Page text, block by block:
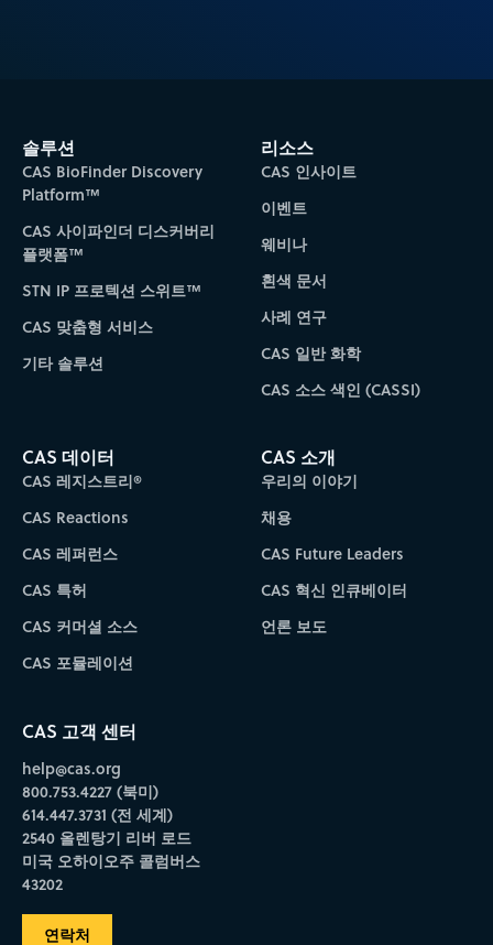
솔루션
CAS BioFinder Discovery
Platform™
CAS 사이파인더 디스커버리
플랫폼™
STN IP 프로텍션 스위트™
CAS 맞춤형 서비스
기타 솔루션
리소스
CAS 인사이트
이벤트
웨비나
흰색 문서
사례 연구
CAS 일반 화학
CAS 소스 색인 (CASSI)
CAS 데이터
CAS 레지스트리®
CAS Reactions
CAS 레퍼런스
CAS 특허
CAS 커머셜 소스
CAS 포뮬레이션
CAS 소개
우리의 이야기
채용
CAS Future Leaders
CAS 혁신 인큐베이터
언론 보도
CAS 고객 센터
help@cas.org
800.753.4227 (북미)
614.447.3731 (전 세계)
2540 올렌탕기 리버 로드
미국 오하이오주 콜럼버스
43202
연락처